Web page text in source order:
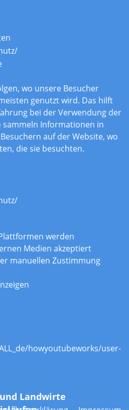
Landwirte
wo unsere Besucher
genutzt wird. Das hilft
bei der Verwendung der
sammeln Informationen in
auf der Website, wo
die sie besuchten.
werden
Medien akzeptiert
manuellen Zustimmung
howyoutubeworks/user-